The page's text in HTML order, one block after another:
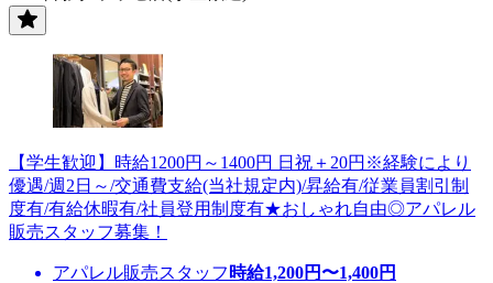
【学生歓迎】時給1200円～1400円 日祝＋20円※経験により
優遇/週2日～/交通費支給(当社規定内)/昇給有/従業員割引制
度有/有給休暇有/社員登用制度有★おしゃれ自由◎アパレル
販売スタッフ募集！
アパレル販売スタッフ 時給1,200円〜1,400円